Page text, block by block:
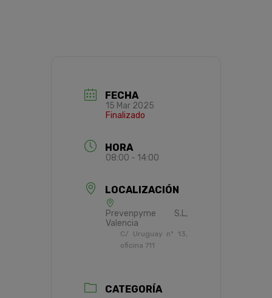
FECHA
15 Mar 2025
Finalizado
HORA
08:00 - 14:00
LOCALIZACIÓN
Prevenpyme S.L,
Valencia
C/ Uruguay nº 13,
oficina 711
CATEGORÍA